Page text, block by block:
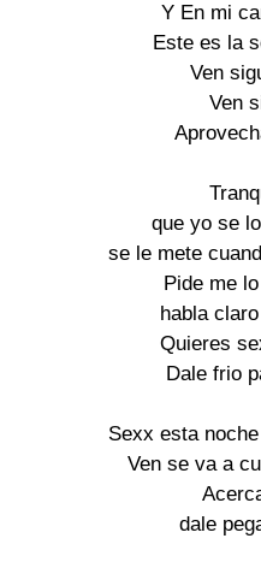
Y En mi
Este es la
Ven
Ven
que yo se
se le mete
Pide me
habla
Quieres
Dale frio
Sexx esta
Ven se va a
dale